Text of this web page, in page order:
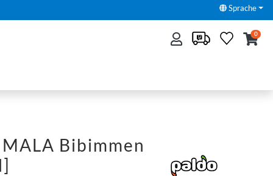
Sprache
0
Bibimmen